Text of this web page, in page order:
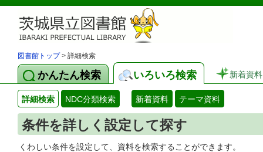
図書館トップ> 詳細検索
かんたん検索 いろいろ検索 新着資料
詳細検索 NDC分類検索 新着資料 テーマ資料
条件を詳しく設定して探す
くわしい条件を設定して、資料を検索することができます。